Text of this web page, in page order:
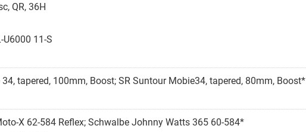
QR, 36H
U6000 11-S
tapered, 100mm, Boost; SR Suntour Mobie34, tapered, 80mm, Boost*
X 62-584 Reflex; Schwalbe Johnny Watts 365 60-584*